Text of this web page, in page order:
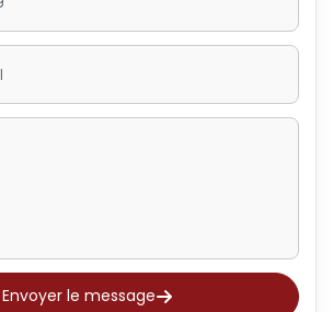
Envoyer le message